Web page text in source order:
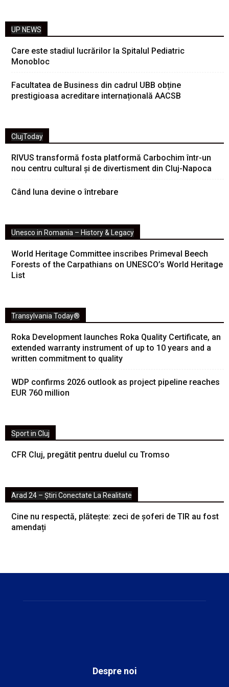
UP NEWS
Care este stadiul lucrărilor la Spitalul Pediatric
Monobloc
Facultatea de Business din cadrul UBB obține
prestigioasa acreditare internațională AACSB
ClujToday
RIVUS transformă fosta platformă Carbochim într-un
nou centru cultural și de divertisment din Cluj-Napoca
Când luna devine o întrebare
Unesco in Romania – History & Legacy
World Heritage Committee inscribes Primeval Beech
Forests of the Carpathians on UNESCO’s World Heritage
List
Transylvania Today®
Roka Development launches Roka Quality Certificate, an
extended warranty instrument of up to 10 years and a
written commitment to quality
WDP confirms 2026 outlook as project pipeline reaches
EUR 760 million
Sport in Cluj
CFR Cluj, pregătit pentru duelul cu Tromso
Arad 24 – Știri Conectate La Realitate
Cine nu respectă, plătește: zeci de șoferi de TIR au fost
amendați
Despre noi